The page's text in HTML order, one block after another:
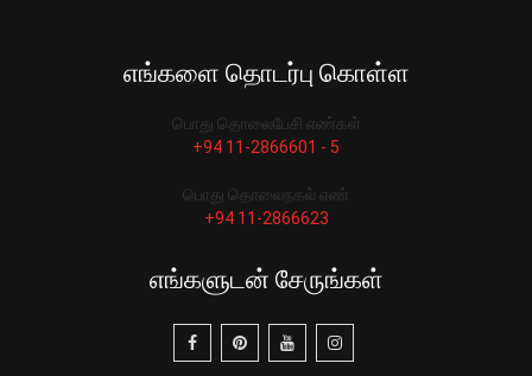
எங்களை தொடர்பு கொள்ள
பொது தொலைபேசி எண்கள்
+94 11-2866601 - 5
பொது தொலைநகல் எண்
+94 11-2866623
எங்களுடன் சேருங்கள்